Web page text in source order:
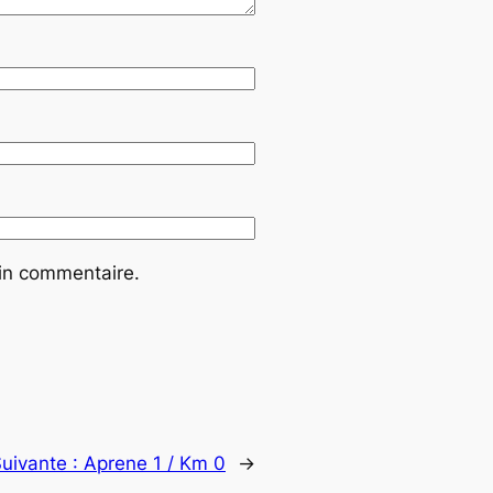
commentaire.
: Aprene 1 / Km 0 →